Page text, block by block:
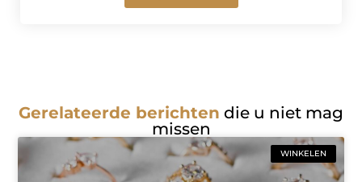
Gerelateerde berichten die u niet mag
missen
WINKELEN